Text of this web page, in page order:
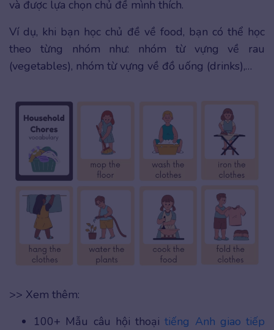
và được lựa chọn chủ đề mình thích.
Ví dụ, khi bạn học chủ đề về food, bạn có thể học
theo từng nhóm như: nhóm từ vựng về rau
(vegetables), nhóm từ vựng về đồ uống (drinks),…
>> Xem thêm:
100+ Mẫu câu hội thoạitiếng Anh giao tiếp